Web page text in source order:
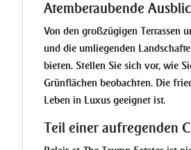
Atemberaubende
Von den großzügigen Terrassen
und die umliegenden
bieten. Stellen Sie sich vor, wie
Grünflächen beobachten. Die
Leben in Luxus geeignet ist.
Teil einer aufregenden